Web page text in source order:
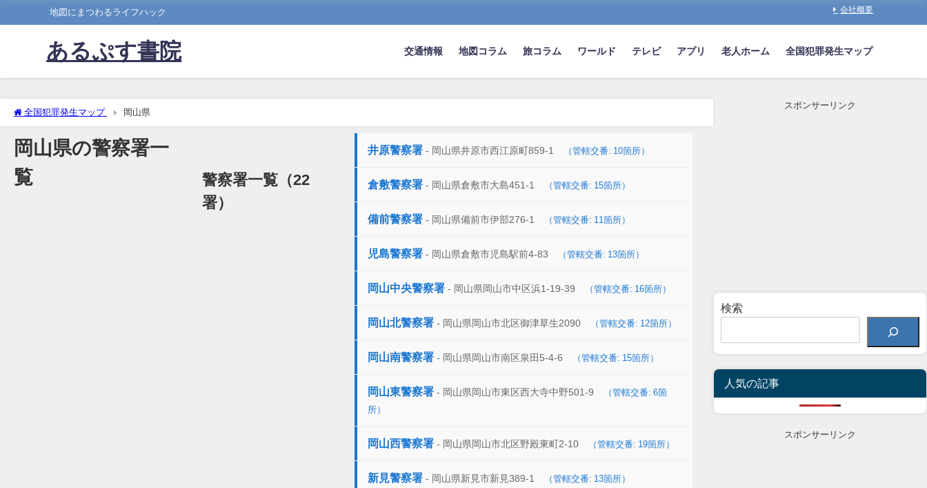
地図にまつわるライフハック 会社概要
あるぷす書院 交通情報 地図コラム 旅コラム ワールド テレビ アプリ 老人ホーム 全国犯罪発生マップ
全国犯罪発生マップ 岡山県
岡山県の警察署一
覧
警察署一覧（22
署）
井原警察署 - 岡山県井原市西江原町859-1 （管轄交番: 10箇所）
倉敷警察署 - 岡山県倉敷市大島451-1 （管轄交番: 15箇所）
備前警察署 - 岡山県備前市伊部276-1 （管轄交番: 11箇所）
児島警察署 - 岡山県倉敷市児島駅前4-83 （管轄交番: 13箇所）
岡山中央警察署 - 岡山県岡山市中区浜1-19-39 （管轄交番: 16箇所）
岡山北警察署 - 岡山県岡山市北区御津草生2090 （管轄交番: 12箇所）
岡山南警察署 - 岡山県岡山市南区泉田5-4-6 （管轄交番: 15箇所）
岡山東警察署 - 岡山県岡山市東区西大寺中野501-9
（管轄交番: 6箇
所）
岡山西警察署 - 岡山県岡山市北区野殿東町2-10 （管轄交番: 19箇所）
新見警察署 - 岡山県新見市新見389-1 （管轄交番: 13箇所）
スポンサーリンク
検索
人気の記事
スポンサーリンク